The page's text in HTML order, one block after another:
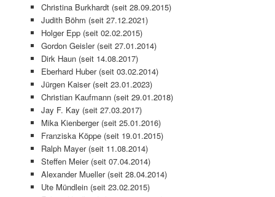
Christina Burkhardt (seit 28.09.2015)
Judith Böhm (seit 27.12.2021)
Holger Epp (seit 02.02.2015)
Gordon Geisler (seit 27.01.2014)
Dirk Haun (seit 14.08.2017)
Eberhard Huber (seit 03.02.2014)
Jürgen Kaiser (seit 23.01.2023)
Christian Kaufmann (seit 29.01.2018)
Jay F. Kay (seit 27.03.2017)
Mika Kienberger (seit 25.01.2016)
Franziska Köppe (seit 19.01.2015)
Ralph Mayer (seit 11.08.2014)
Steffen Meier (seit 07.04.2014)
Alexander Mueller (seit 28.04.2014)
Ute Mündlein (seit 23.02.2015)